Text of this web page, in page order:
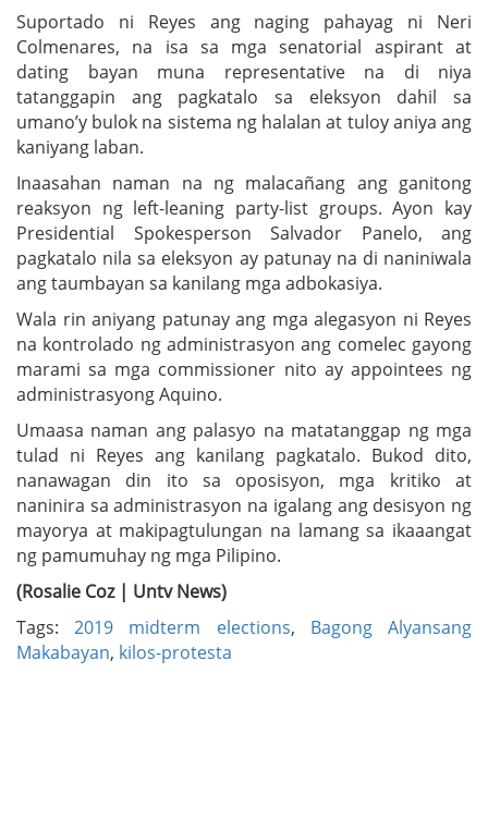
Suportado ni Reyes ang naging pahayag ni Neri
Colmenares, na isa sa mga senatorial aspirant at
dating bayan muna representative na di niya
tatanggapin ang pagkatalo sa eleksyon dahil sa
umano’y bulok na sistema ng halalan at tuloy aniya ang
kaniyang laban.
Inaasahan naman na ng malacañang ang ganitong
reaksyon ng left-leaning party-list groups. Ayon kay
Presidential Spokesperson Salvador Panelo, ang
pagkatalo nila sa eleksyon ay patunay na di naniniwala
ang taumbayan sa kanilang mga adbokasiya.
Wala rin aniyang patunay ang mga alegasyon ni Reyes
na kontrolado ng administrasyon ang comelec gayong
marami sa mga commissioner nito ay appointees ng
administrasyong Aquino.
Umaasa naman ang palasyo na matatanggap ng mga
tulad ni Reyes ang kanilang pagkatalo. Bukod dito,
nanawagan din ito sa oposisyon, mga kritiko at
naninira sa administrasyon na igalang ang desisyon ng
mayorya at makipagtulungan na lamang sa ikaaangat
ng pamumuhay ng mga Pilipino.
(Rosalie Coz | Untv News)
Tags:2019 midterm elections, Bagong Alyansang
Makabayan, kilos-protesta